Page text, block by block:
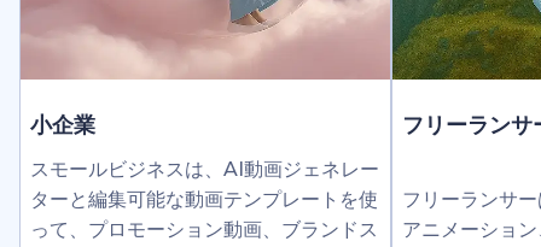
小企業
スモールビジネスは、AI動画ジェネレー
ターと編集可能な動画テンプレートを使
って、プロモーション動画、ブランドス
フリーランサ
フリーランサ
アニメーショ